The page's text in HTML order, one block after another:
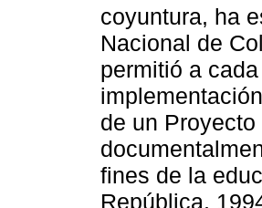
coyuntura, ha
Nacional de
permitió a
de un
fines de la
República,